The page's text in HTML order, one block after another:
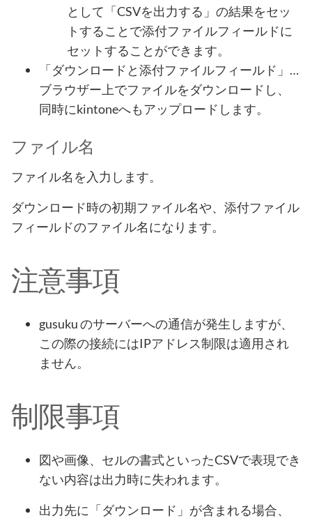
として「CSVを出力する」の結果をセッ
トすることで添付ファイルフィールドに
セットすることができます。
「ダウンロードと添付ファイルフィールド」…
ブラウザー上でファイルをダウンロードし、
同時にkintoneへもアップロードします。
ファイル名
ファイル名を入力します。
ダウンロード時の初期ファイル名や、添付ファイル
フィールドのファイル名になります。
注意事項
gusuku のサーバーへの通信が発生しますが、
この際の接続にはIPアドレス制限は適用され
ません。
制限事項
図や画像、セルの書式といったCSVで表現でき
ない内容は出力時に失われます。
出力先に「ダウンロード」が含まれる場合、